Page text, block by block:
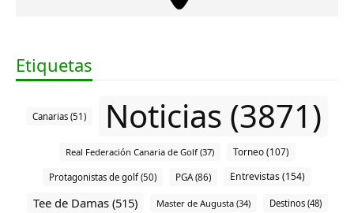
Etiquetas
Canarias (51) Noticias (3871)
Real Federación Canaria de Golf (37) Torneo (107)
Protagonistas de golf (50) PGA (86) Entrevistas (154)
Tee de Damas (515) Master de Augusta (34) Destinos (48)